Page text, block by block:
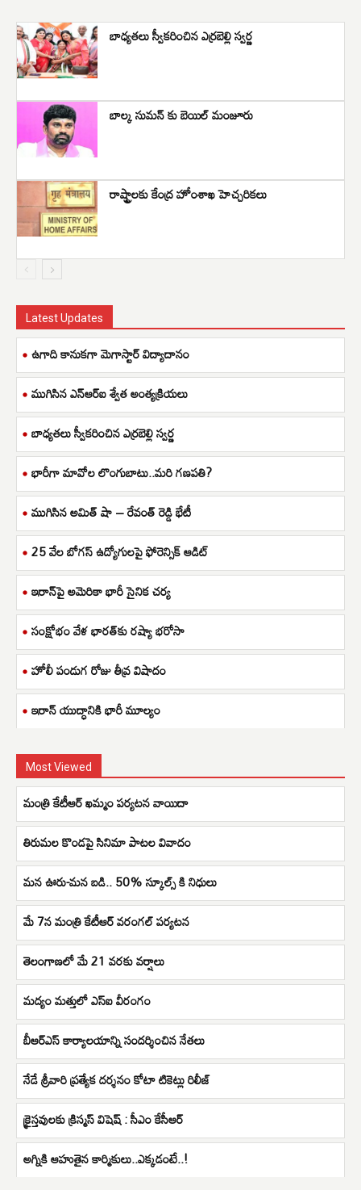
బాధ్యతలు స్వీకరించిన ఎర్రబెల్లి స్వర్ణ
బాల్క సుమన్ కు బెయిల్ మంజూరు
రాష్ట్రాలకు కేంద్ర హోంశాఖ హెచ్చరికలు
Latest Updates
ఉగాది కానుకగా మెగాస్టార్ విద్యాదానం
ముగిసిన ఎన్ఆర్ఐ శ్వేత అంత్యక్రియలు
బాధ్యతలు స్వీకరించిన ఎర్రబెల్లి స్వర్ణ
భారీగా మావోల లొంగుబాటు..మరి గణపతి?
ముగిసిన అమిత్ షా – రేవంత్ రెడ్డి భేటీ
25 వేల బోగస్ ఉద్యోగులపై ఫోరెన్సిక్ ఆడిట్
ఇరాన్‌పై అమెరికా భారీ సైనిక చర్య
సంక్షోభం వేళ భారత్‌కు రష్యా భరోసా
హోలీ పండుగ రోజు తీవ్ర విషాదం
ఇరాన్ యుద్ధానికి భారీ మూల్యం
Most Viewed
మంత్రి కేటీఆర్ ఖమ్మం పర్యటన వాయిదా
తిరుమల కొండపై సినిమా పాటల వివాదం
మన ఊరు-మన బడి.. 50% స్కూల్స్ కి నిధులు
మే 7న మంత్రి కేటీఆర్ వ‌రంగ‌ల్‌ ప‌ర్య‌ట‌న‌
తెలంగాణలో మే 21 వరకు వర్షాలు
మద్యం మత్తులో ఎస్ఐ వీరంగం
బీఆర్ఎస్ కార్యాలయాన్ని సందర్శించిన నేతలు
నేడే శ్రీవారి ప్రత్యేక దర్శనం కోటా టికెట్లు రిలీజ్
క్రైస్తవులకు క్రిస్మస్ విషెష్ : సీఎం కేసీఆర్
అగ్నికి ఆహుతైన కార్మికులు..ఎక్కడంటే..!